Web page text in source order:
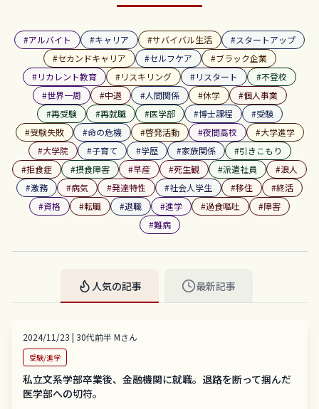
#アルバイト #キャリア #サバイバル生活 #スタートアップ
#セカンドキャリア #セルフケア #ブラック企業
#リカレント教育 #リスキリング #リスタート #不登校
#世界一周 #中退 #人間関係 #休学 #個人事業
#再受験 #再就職 #医学部 #博士課程 #受験
#受験失敗 #命の危機 #啓発活動 #夜間高校 #大学進学
#大学院 #子育て #学歴 #家族関係 #引きこもり
#拒食症 #摂食障害 #早産 #死生観 #派遣社員 #浪人
#激務 #病気 #発達特性 #社会人学生 #移住 #終活
#資格 #転職 #退職 #進学 #過食嘔吐 #障害
#難病
人気の記事 最新記事
2024/11/23 | 30代前半 Mさん
受験/進学
私立文系学部卒業後、金融機関に就職。退路を断って掴んだ
医学部への切符。